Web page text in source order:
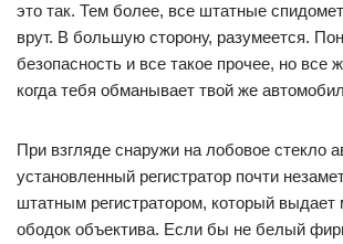
это так. Тем более, все штатные
врут. В большую сторону, разумеется.
безопасность и все такое прочее, но все
когда тебя обманывает твой же
При взгляде снаружи на лобовое стекло
установленный регистратор почти
штатным регистратором, который выдает
ободок объектива. Если бы не белый